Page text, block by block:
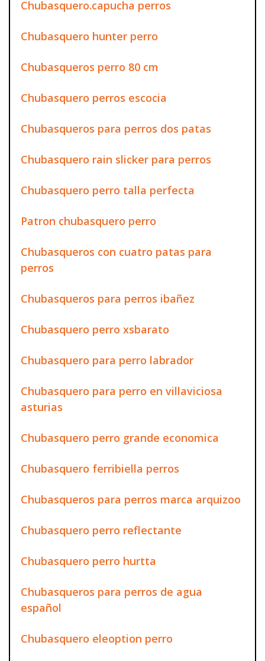
Chubasquero.capucha perros
Chubasquero hunter perro
Chubasqueros perro 80 cm
Chubasquero perros escocia
Chubasqueros para perros dos patas
Chubasquero rain slicker para perros
Chubasquero perro talla perfecta
Patron chubasquero perro
Chubasqueros con cuatro patas para
perros
Chubasqueros para perros ibañez
Chubasquero perro xsbarato
Chubasquero para perro labrador
Chubasquero para perro en villaviciosa
asturias
Chubasquero perro grande economica
Chubasquero ferribiella perros
Chubasqueros para perros marca arquizoo
Chubasquero perro reflectante
Chubasquero perro hurtta
Chubasqueros para perros de agua
español
Chubasquero eleoption perro